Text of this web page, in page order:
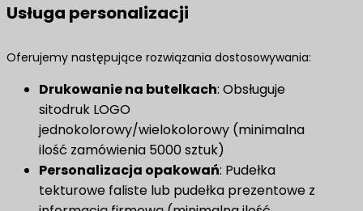
Usługa personalizacji
Oferujemy następujące rozwiązania dostosowywania:
Drukowanie na butelkach: Obsługuje
sitodruk LOGO
jednokolorowy/wielokolorowy (minimalna
ilość zamówienia 5000 sztuk)
​Personalizacja opakowań​​: Pudełka
tekturowe faliste lub pudełka prezentowe z